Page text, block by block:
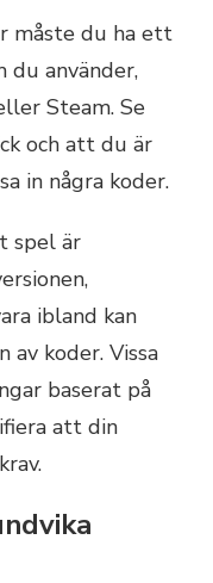
måste du ha ett
använder,
Steam. Se
och att du är
in några koder.
spel är
ibland kan
av koder. Vissa
baserat på
att din